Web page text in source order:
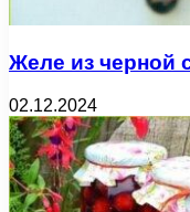
Желе из черной
02.12.2024